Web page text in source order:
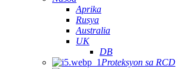
Aprika
Rusya
Australia
UK
DB
Proteksyon sa RCD